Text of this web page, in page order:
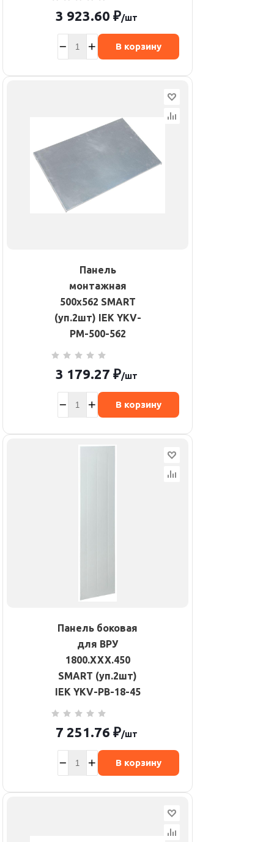
3 923.60 ₽/шт
В корзину
Панель
монтажная
500х562 SMART
(уп.2шт) IEK YKV-
PM-500-562
3 179.27 ₽/шт
В корзину
Панель боковая
для ВРУ
1800.ХХХ.450
SMART (уп.2шт)
IEK YKV-PB-18-45
7 251.76 ₽/шт
В корзину